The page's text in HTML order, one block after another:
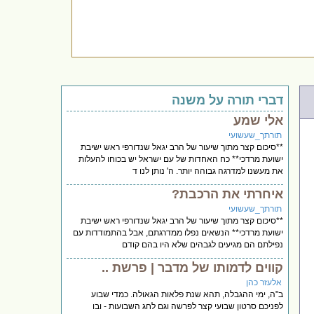
דברי תורה על משנה
אלי שמע
תורתך_שעשועי
**סיכום קצר מתוך שיעור של הרב יגאל שנדורפי ראש ישיבת
ישועת מרדכי** כח האחדות של עם ישראל יש בכוחו להעלות
את מעשנו למדרגה גבוהה יותר. ה' נותן לנו ד
איחרתי את הרכבת?
תורתך_שעשועי
**סיכום קצר מתוך שיעור של הרב יגאל שנדורפי ראש ישיבת
ישועת מרדכי** הנשאים נפלו ממדרגתם, אבל בהתמודדות עם
נפילתם הם מגיעים לגבהים שלא היו בהם קודם
קווים לדמותו של מדבר | פרשת ..
אלעזר כהן
ב"ה, ימי ההגבלה, תהא שנת פלאות הגאולה. כמדי שבוע
לפניכם סרטון שבועי קצר לפרשה וגם לחג השבועות - ובו